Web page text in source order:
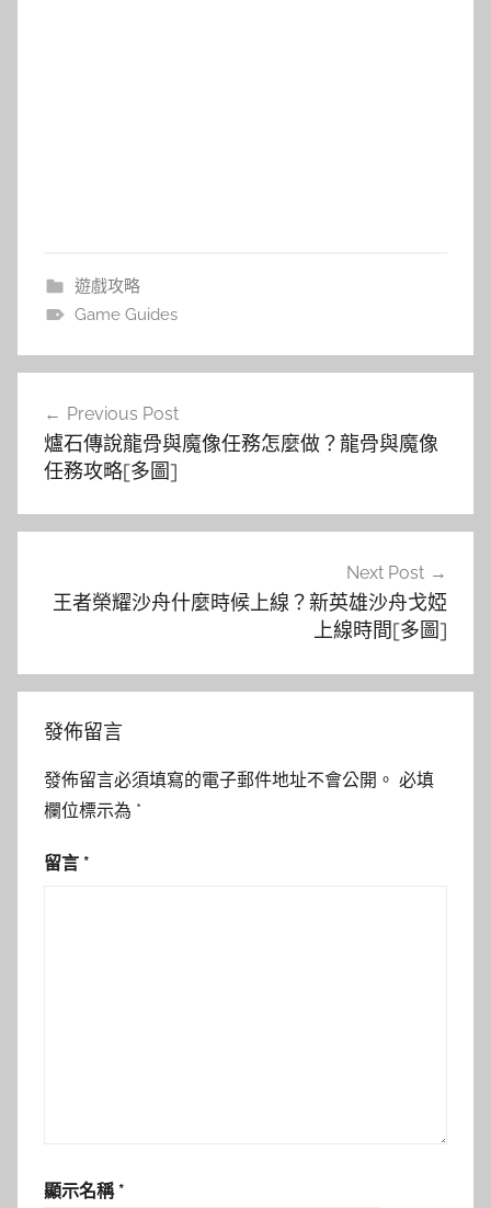
遊戲攻略
Game Guides
導
覽
Previous Post
爐石傳說龍骨與魔像任務怎麼做？龍骨與魔像
任務攻略[多圖]
Next Post
王者榮耀沙舟什麼時候上線？新英雄沙舟戈婭
上線時間[多圖]
發佈留言
發佈留言必須填寫的電子郵件地址不會公開。 必填
欄位標示為 *
留言 *
顯示名稱 *